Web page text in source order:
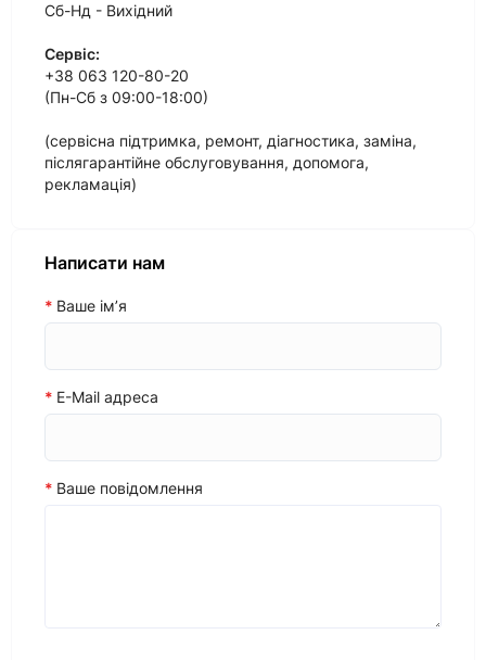
Сб-Нд - Вихідний
Сервіс:
+38 063 120-80-20
(Пн-Сб з 09:00-18:00)
(сервісна підтримка, ремонт, діагностика, заміна,
післягарантійне обслуговування, допомога,
рекламація)
Написати нам
Ваше ім’я
E-Mail адреса
Ваше повідомлення